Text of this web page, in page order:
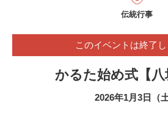
伝統行事
このイベントは終了し
かるた始め式【八
2026年1月3日（土